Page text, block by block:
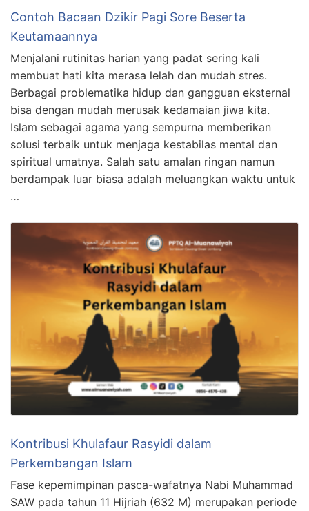
Contoh Bacaan Dzikir Pagi Sore Beserta
Keutamaannya
Menjalani rutinitas harian yang padat sering kali
membuat hati kita merasa lelah dan mudah stres.
Berbagai problematika hidup dan gangguan eksternal
bisa dengan mudah merusak kedamaian jiwa kita.
Islam sebagai agama yang sempurna memberikan
solusi terbaik untuk menjaga kestabilas mental dan
spiritual umatnya. Salah satu amalan ringan namun
berdampak luar biasa adalah meluangkan waktu untuk
…
Kontribusi Khulafaur Rasyidi dalam
Perkembangan Islam
Fase kepemimpinan pasca-wafatnya Nabi Muhammad
SAW pada tahun 11 Hijriah (632 M) merupakan periode